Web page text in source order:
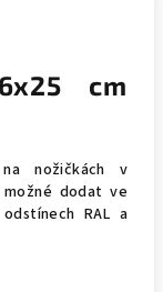
cm
nožičkách v
možné dodat ve
RAL a